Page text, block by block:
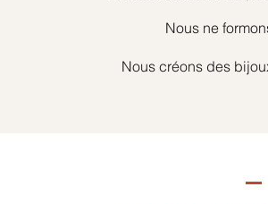
Nous ne
Nous créons des